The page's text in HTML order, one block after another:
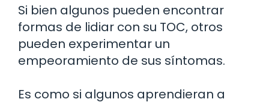
Si bien algunos pueden encontrar
formas de lidiar con su TOC, otros
pueden experimentar un
empeoramiento de sus síntomas.
Es como si algunos aprendieran a